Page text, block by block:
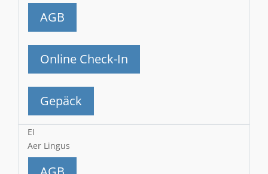
AGB
Online Check-In
Gepäck
EI
Aer Lingus